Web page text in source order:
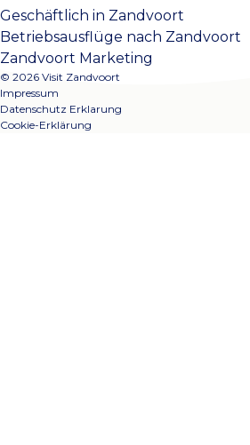
Geschäftlich in Zandvoort
Betriebsausflüge nach Zandvoort
Zandvoort Marketing
© 2026 Visit Zandvoort
Impressum
Datenschutz Erklarung
Cookie-Erklärung